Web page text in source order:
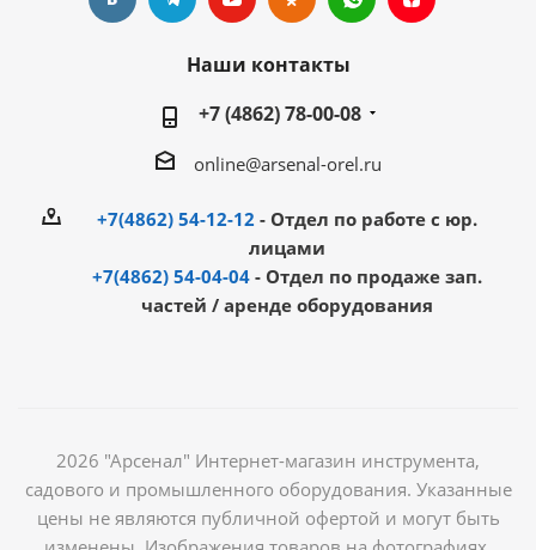
Наши контакты
+7 (4862) 78-00-08
online@arsenal-orel.ru
+7(4862) 54-12-12 - Отдел по работе с юр.
лицами
+7(4862) 54-04-04 - Отдел по продаже зап.
частей / аренде оборудования
2026 "Арсенал" Интернет-магазин инструмента,
садового и промышленного оборудования. Указанные
цены не являются публичной офертой и могут быть